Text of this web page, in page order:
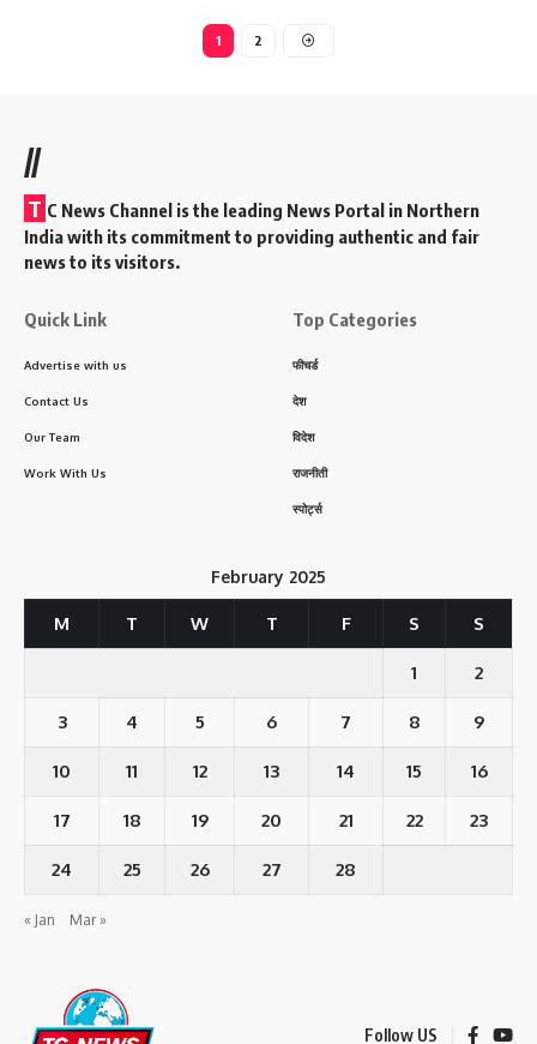
1 2
//
T C News Channel is the leading News Portal in Northern
India with its commitment to providing authentic and fair
news to its visitors.
Quick Link
Advertise with us
Contact Us
Our Team
Work With Us
Top Categories
फीचर्ड
देश
विदेश
राजनीती
स्पोर्ट्स
February 2025
M T W T F S S
1 2
3 4 5 6 7 8 9
10 11 12 13 14 15 16
17 18 19 20 21 22 23
24 25 26 27 28
« Jan Mar »
Follow US